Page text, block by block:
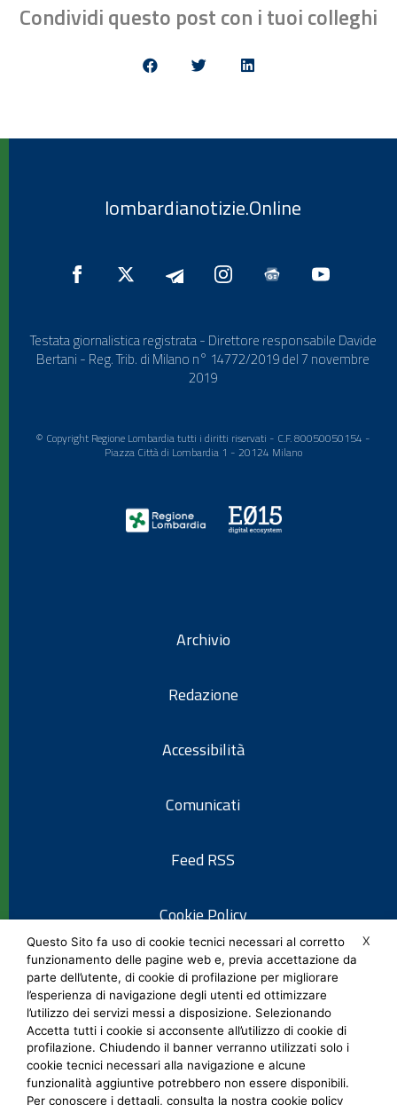
Condividi questo post con i tuoi colleghi
lombardianotizie.Online
Testata giornalistica registrata - Direttore responsabile Davide
Bertani - Reg. Trib. di Milano n° 14772/2019 del 7 novembre
2019
© Copyright Regione Lombardia tutti i diritti riservati - C.F. 80050050154 -
Piazza Città di Lombardia 1 - 20124 Milano
Archivio
Redazione
Accessibilità
Comunicati
Feed RSS
Cookie Policy
Informativa privacy
Note legali
Social Media Policy
X
Questo Sito fa uso di cookie tecnici necessari al corretto
funzionamento delle pagine web e, previa accettazione da
parte dell’utente, di cookie di profilazione per migliorare
l’esperienza di navigazione degli utenti ed ottimizzare
l’utilizzo dei servizi messi a disposizione. Selezionando
Accetta tutti i cookie si acconsente all’utilizzo di cookie di
profilazione. Chiudendo il banner verranno utilizzati solo i
cookie tecnici necessari alla navigazione e alcune
funzionalità aggiuntive potrebbero non essere disponibili.
Per conoscere i dettagli, consulta la nostra cookie policy